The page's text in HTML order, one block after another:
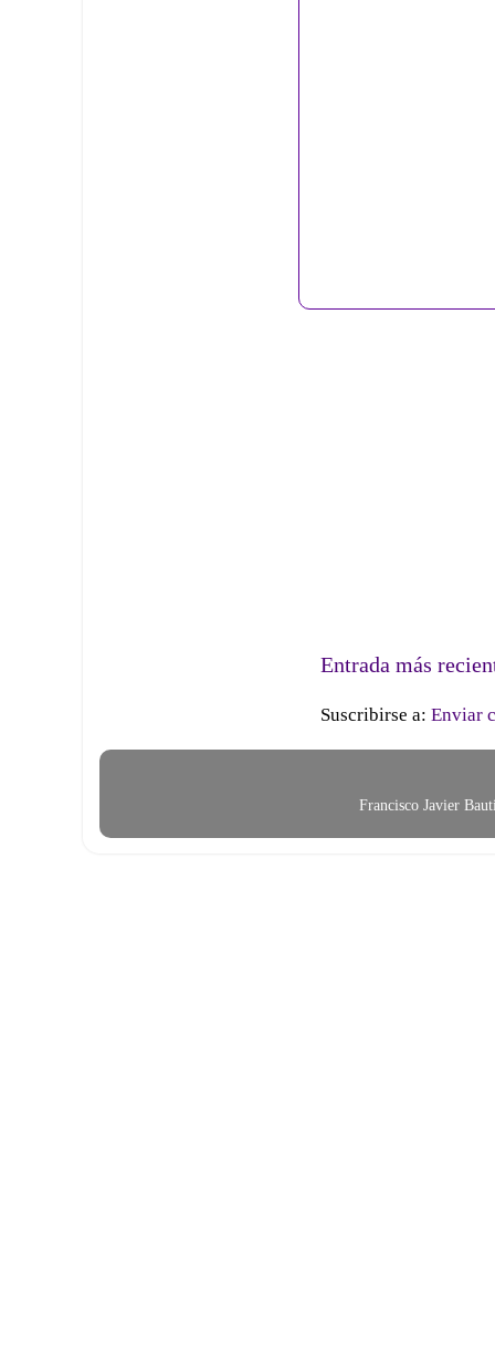
Entrada más
Suscribirse a: Enviar
Francisco Javier